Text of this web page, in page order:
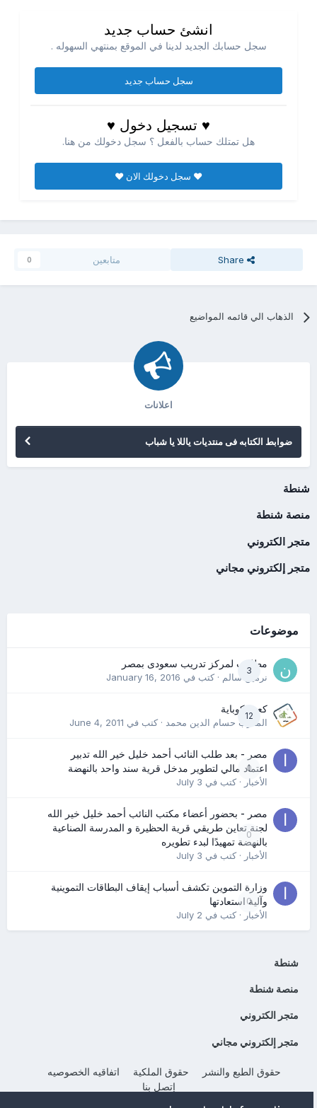
انشئ حساب جديد
سجل حسابك الجديد لدينا في الموقع بمنتهي السهوله .
سجل حساب جديد
♥ تسجيل دخول ♥
هل تمتلك حساب بالفعل ؟ سجل دخولك من هنا.
♥ سجل دخولك الان ♥
Share متابعين 0
الذهاب الي قائمه المواضيع
اعلانات
ضوابط الكتابه فى منتديات ياللا يا شباب
شنطة
منصة شنطة
متجر الكتروني
متجر إلكتروني مجاني
موضوعات
3
مطلوب لمركز تدريب سعودى بمصر
نرمين سالم· كتب في January 16, 2016
12
كعب كوباية
المدرب حسام الدين محمد· كتب في June 4, 2011
0
مصر - بعد طلب النائب أحمد خليل خير الله تدبير
اعتماد مالي لتطوير مدخل قرية سند واحد بالنهضة
الأخبار· كتب في July 3
0
مصر - بحضور أعضاء مكتب النائب أحمد خليل خير الله
لجنة تعاين طريقي قرية الحظيرة و المدرسة الصناعية
بالنهضة تمهيدًا لبدء تطويره
الأخبار· كتب في July 3
0
وزارة التموين تكشف أسباب إيقاف البطاقات التموينية
وآلية استعادتها
الأخبار· كتب في July 2
شنطة
منصة شنطة
متجر الكتروني
متجر إلكتروني مجاني
حقوق الطبع والنشر حقوق الملكية
اتفاقيه الخصوصيه
إتصل بنا